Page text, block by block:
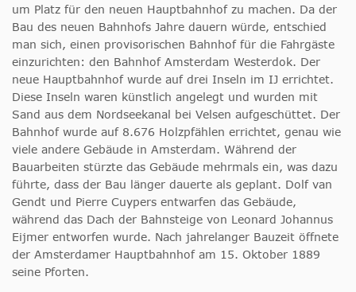
um Platz für den neuen Hauptbahnhof zu machen. Da der
Bau des neuen Bahnhofs Jahre dauern würde, entschied
man sich, einen provisorischen Bahnhof für die Fahrgäste
einzurichten: den Bahnhof Amsterdam Westerdok. Der
neue Hauptbahnhof wurde auf drei Inseln im IJ errichtet.
Diese Inseln waren künstlich angelegt und wurden mit
Sand aus dem Nordseekanal bei Velsen aufgeschüttet. Der
Bahnhof wurde auf 8.676 Holzpfählen errichtet, genau wie
viele andere Gebäude in Amsterdam. Während der
Bauarbeiten stürzte das Gebäude mehrmals ein, was dazu
führte, dass der Bau länger dauerte als geplant. Dolf van
Gendt und Pierre Cuypers entwarfen das Gebäude,
während das Dach der Bahnsteige von Leonard Johannus
Eijmer entworfen wurde. Nach jahrelanger Bauzeit öffnete
der Amsterdamer Hauptbahnhof am 15. Oktober 1889
seine Pforten.